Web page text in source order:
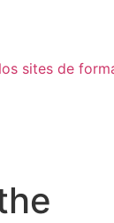
sites de